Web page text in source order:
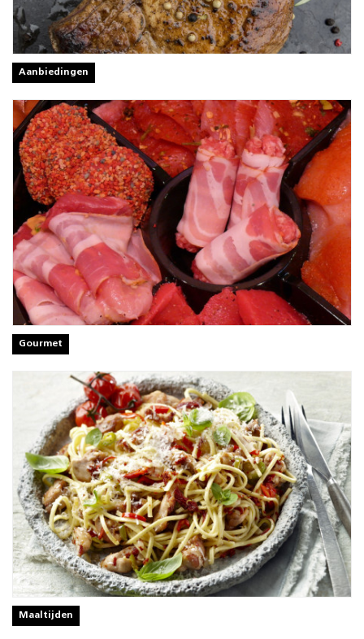
Aanbiedingen
Gourmet
Maaltijden